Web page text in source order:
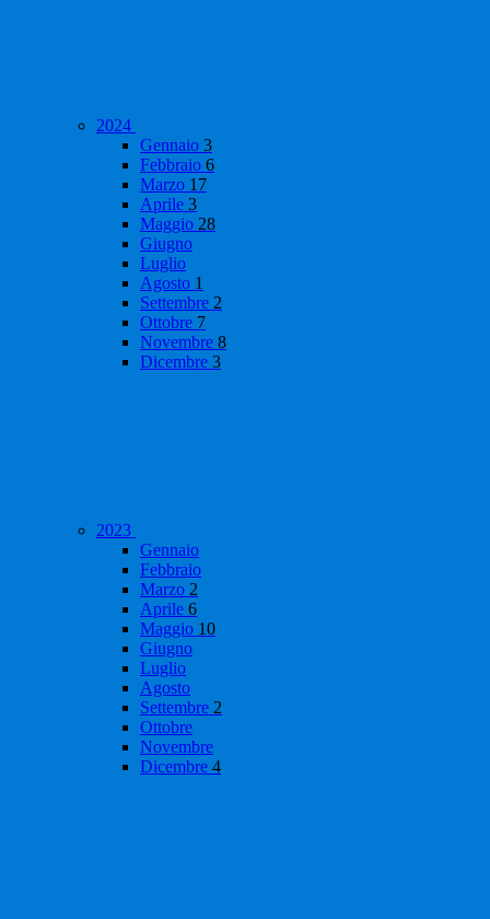
2024
Gennaio 3
Febbraio 6
Marzo 17
Aprile 3
Maggio 28
Giugno
Luglio
Agosto 1
Settembre 2
Ottobre 7
Novembre 8
Dicembre 3
2023
Gennaio
Febbraio
Marzo 2
Aprile 6
Maggio 10
Giugno
Luglio
Agosto
Settembre 2
Ottobre
Novembre
Dicembre 4